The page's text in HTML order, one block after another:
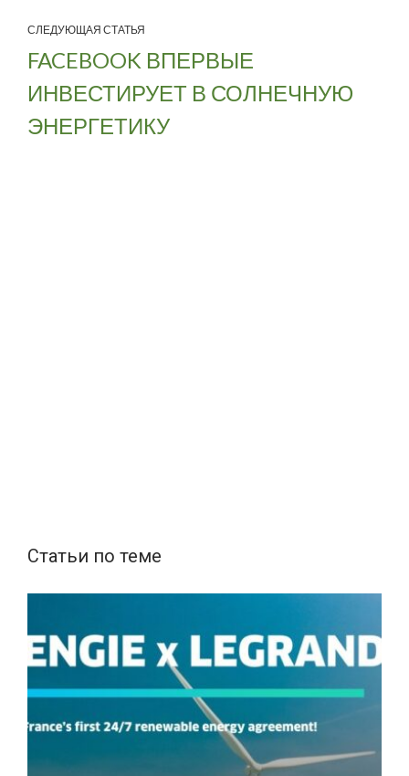
СЛЕДУЮЩАЯ СТАТЬЯ
FACEBOOK ВПЕРВЫЕ
ИНВЕСТИРУЕТ В СОЛНЕЧНУЮ
ЭНЕРГЕТИКУ
Статьи по теме